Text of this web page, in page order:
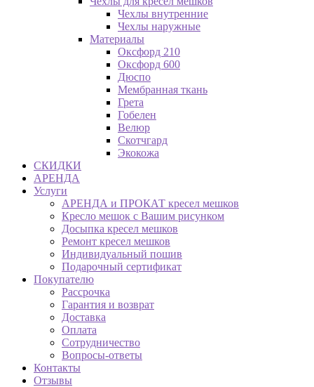
Чехлы внутренние
Чехлы наружные
Материалы
Оксфорд 210
Оксфорд 600
Дюспо
Мембранная ткань
Грета
Гобелен
Велюр
Скотчгард
Экокожа
СКИДКИ
АРЕНДА
Услуги
АРЕНДА и ПРОКАТ кресел мешков
Кресло мешок с Вашим рисунком
Досыпка кресел мешков
Ремонт кресел мешков
Индивидуальный пошив
Подарочный сертификат
Покупателю
Рассрочка
Гарантия и возврат
Доставка
Оплата
Сотрудничество
Вопросы-ответы
Контакты
Отзывы